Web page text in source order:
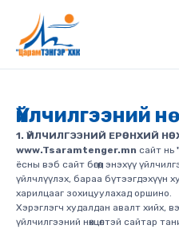
Үйлчилгээний
1. ҮЙЛЧИЛГЭЭНИЙ ЕРӨНХИЙ
www.Tsaramtenger.mn сайт нь
ёсны вэб сайт бөгөөд энэхүү
үйлчлүүлэх, бараа бүтээгдэхүүн
харилцааг зохицуулахад оршино.
Хэрэглэгч худалдан авалт хийх,
үйлчилгээний нөхцөлтэй сайтар